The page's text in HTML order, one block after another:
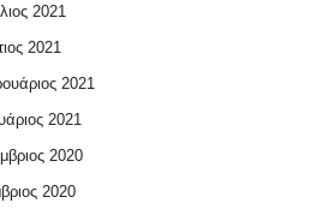
2021
2021
2021
2021
2020
2020